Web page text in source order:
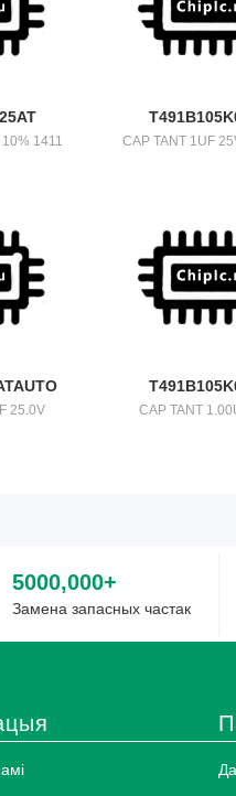
1411 CAP TANT 1UF
25.0V CAP TANT
5000,000+
Замена запасных частак